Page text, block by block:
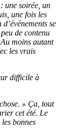
une soirée, un
une fois les
se
de contenu
moins autant
les vrais
difficile à
» Ça, tout
cet été. Le
bonnes